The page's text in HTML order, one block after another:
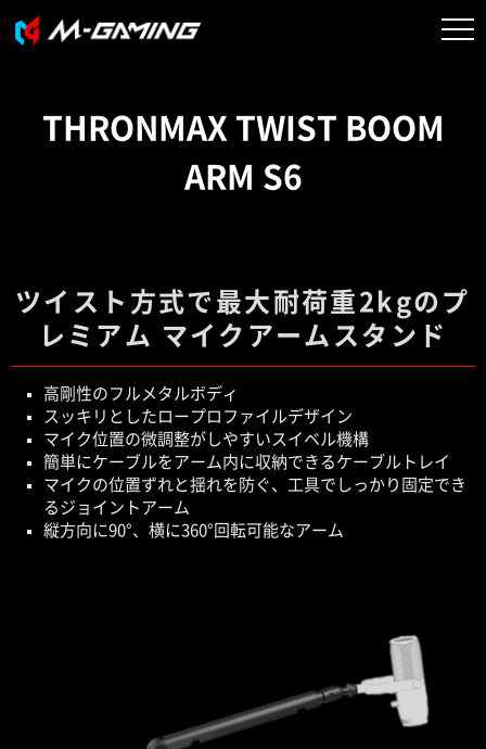
THRONMAX TWIST BOOM
ARM S6
ツイスト方式で最大耐荷重2kgのプ
レミアム マイクアームスタンド
高剛性のフルメタルボディ
スッキリとしたロープロファイルデザイン
マイク位置の微調整がしやすいスイベル機構
簡単にケーブルをアーム内に収納できるケーブルトレイ
マイクの位置ずれと揺れを防ぐ、工具でしっかり固定でき
るジョイントアーム
縦方向に90°、横に360°回転可能なアーム